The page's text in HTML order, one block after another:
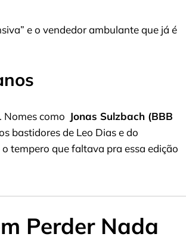
e o vendedor ambulante que já é
Nomes como Jonas Sulzbach (BBB
bastidores de Leo Dias e do
tempero que faltava pra essa edição
Perder Nada